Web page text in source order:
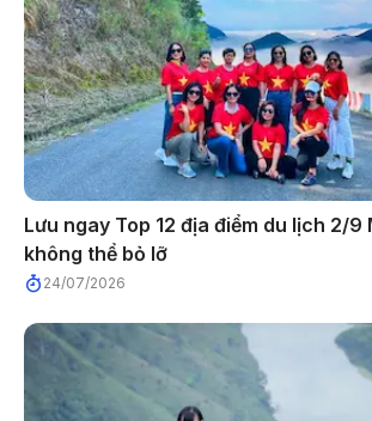
Lưu ngay Top 12 địa điểm du lịch 2/9
không thể bỏ lỡ
24/07/2026